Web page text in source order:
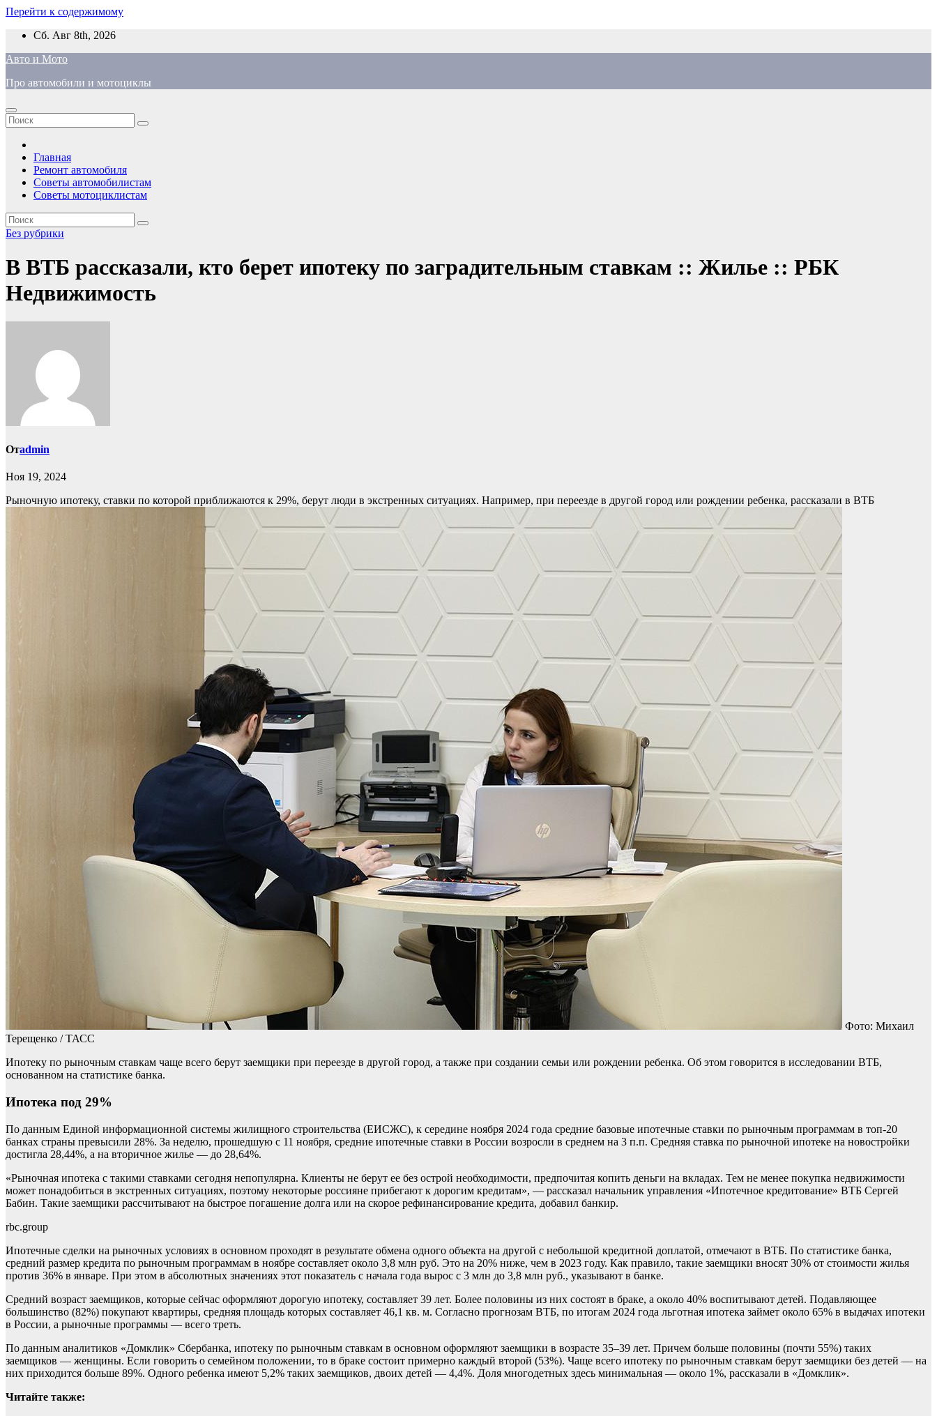
Перейти к содержимому
Сб. Авг 8th, 2026
Авто и Мото
Про автомобили и мотоциклы
Главная
Ремонт автомобиля
Советы автомобилистам
Советы мотоциклистам
Без рубрики
В ВТБ рассказали, кто берет ипотеку по заградительным ставкам :: Жилье :: РБК
Недвижимость
Отadmin
Ноя 19, 2024
Рыночную ипотеку, ставки по которой приближаются к 29%, берут люди в экстренных ситуациях. Например, при переезде в другой город или рождении ребенка, рассказали в ВТБ
Фото: Михаил
Терещенко / ТАСС
Ипотеку по рыночным ставкам чаще всего берут заемщики при переезде в другой город, а также при создании семьи или рождении ребенка. Об этом говорится в исследовании ВТБ,
основанном на статистике банка.
Ипотека под 29%
По данным Единой информационной системы жилищного строительства (ЕИСЖС), к середине ноября 2024 года средние базовые ипотечные ставки по рыночным программам в топ-20
банках страны превысили 28%. За неделю, прошедшую с 11 ноября, средние ипотечные ставки в России возросли в среднем на 3 п.п. Средняя ставка по рыночной ипотеке на новостройки
достигла 28,44%, а на вторичное жилье — до 28,64%.
«Рыночная ипотека с такими ставками сегодня непопулярна. Клиенты не берут ее без острой необходимости, предпочитая копить деньги на вкладах. Тем не менее покупка недвижимости
может понадобиться в экстренных ситуациях, поэтому некоторые россияне прибегают к дорогим кредитам», — рассказал начальник управления «Ипотечное кредитование» ВТБ Сергей
Бабин. Такие заемщики рассчитывают на быстрое погашение долга или на скорое рефинансирование кредита, добавил банкир.
rbc.group
Ипотечные сделки на рыночных условиях в основном проходят в результате обмена одного объекта на другой с небольшой кредитной доплатой, отмечают в ВТБ. По статистике банка,
средний размер кредита по рыночным программам в ноябре составляет около 3,8 млн руб. Это на 20% ниже, чем в 2023 году. Как правило, такие заемщики вносят 30% от стоимости жилья
против 36% в январе. При этом в абсолютных значениях этот показатель с начала года вырос с 3 млн до 3,8 млн руб., указывают в банке.
Средний возраст заемщиков, которые сейчас оформляют дорогую ипотеку, составляет 39 лет. Более половины из них состоят в браке, а около 40% воспитывают детей. Подавляющее
большинство (82%) покупают квартиры, средняя площадь которых составляет 46,1 кв. м. Согласно прогнозам ВТБ, по итогам 2024 года льготная ипотека займет около 65% в выдачах ипотеки
в России, а рыночные программы — всего треть.
По данным аналитиков «Домклик» Сбербанка, ипотеку по рыночным ставкам в основном оформляют заемщики в возрасте 35–39 лет. Причем больше половины (почти 55%) таких
заемщиков — женщины. Если говорить о семейном положении, то в браке состоит примерно каждый второй (53%). Чаще всего ипотеку по рыночным ставкам берут заемщики без детей — на
них приходится больше 89%. Одного ребенка имеют 5,2% таких заемщиков, двоих детей — 4,4%. Доля многодетных здесь минимальная — около 1%, рассказали в «Домклик».
Читайте также: